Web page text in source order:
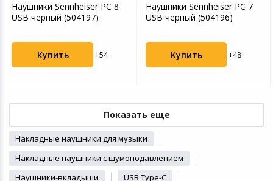
Наушники Sennheiser PC 8
USB черный (504197)
Купить +54
Наушники Sennheiser PC 7
USB черный (504196)
Купить +48
Показать еще
Накладные наушники для музыки
Накладные наушники с шумоподавлением
Наушники-вкладыши
USB Type-C